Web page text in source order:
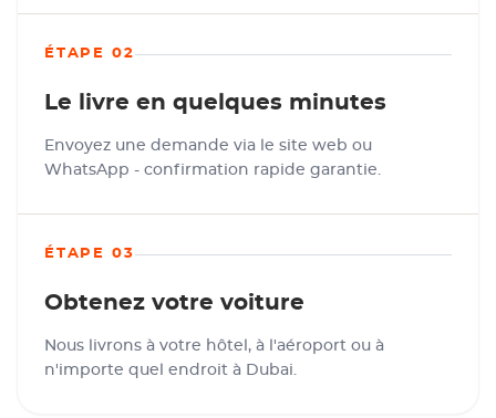
ÉTAPE 02
Le livre en quelques minutes
Envoyez une demande via le site web ou
WhatsApp - confirmation rapide garantie.
ÉTAPE 03
Obtenez votre voiture
Nous livrons à votre hôtel, à l'aéroport ou à
n'importe quel endroit à Dubai.